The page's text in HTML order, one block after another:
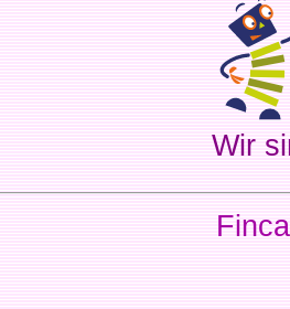
Wir